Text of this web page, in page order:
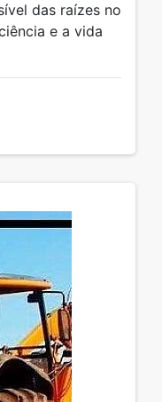
das raízes no
e a vida